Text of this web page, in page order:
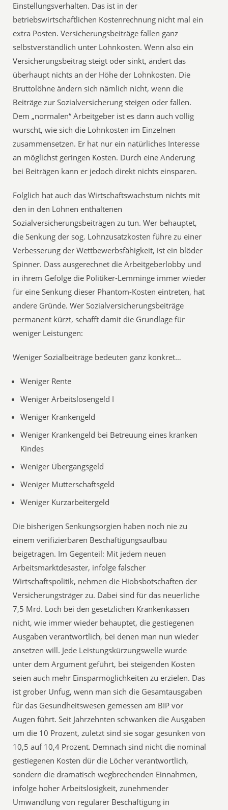
Einstellungsverhalten. Das ist in der
betriebswirtschaftlichen Kostenrechnung nicht mal ein
extra Posten. Versicherungsbeiträge fallen ganz
selbstverständlich unter Lohnkosten. Wenn also ein
Versicherungsbeitrag steigt oder sinkt, ändert das
überhaupt nichts an der Höhe der Lohnkosten. Die
Bruttolöhne ändern sich nämlich nicht, wenn die
Beiträge zur Sozialversicherung steigen oder fallen.
Dem „normalen“ Arbeitgeber ist es dann auch völlig
wurscht, wie sich die Lohnkosten im Einzelnen
zusammensetzen. Er hat nur ein natürliches Interesse
an möglichst geringen Kosten. Durch eine Änderung
bei Beiträgen kann er jedoch direkt nichts einsparen.
Folglich hat auch das Wirtschaftswachstum nichts mit
den in den Löhnen enthaltenen
Sozialversicherungsbeiträgen zu tun. Wer behauptet,
die Senkung der sog. Lohnzusatzkosten führe zu einer
Verbesserung der Wettbewerbsfähigkeit, ist ein blöder
Spinner. Dass ausgerechnet die Arbeitgeberlobby und
in ihrem Gefolge die Politiker-Lemminge immer wieder
für eine Senkung dieser Phantom-Kosten eintreten, hat
andere Gründe. Wer Sozialversicherungsbeiträge
permanent kürzt, schafft damit die Grundlage für
weniger Leistungen:
Weniger Sozialbeiträge bedeuten ganz konkret…
Weniger Rente
Weniger Arbeitslosengeld I
Weniger Krankengeld
Weniger Krankengeld bei Betreuung eines kranken
Kindes
Weniger Übergangsgeld
Weniger Mutterschaftsgeld
Weniger Kurzarbeitergeld
Die bisherigen Senkungsorgien haben noch nie zu
einem verifizierbaren Beschäftigungsaufbau
beigetragen. Im Gegenteil: Mit jedem neuen
Arbeitsmarktdesaster, infolge falscher
Wirtschaftspolitik, nehmen die Hiobsbotschaften der
Versicherungsträger zu. Dabei sind für das neuerliche
7,5 Mrd. Loch bei den gesetzlichen Krankenkassen
nicht, wie immer wieder behauptet, die gestiegenen
Ausgaben verantwortlich, bei denen man nun wieder
ansetzen will. Jede Leistungskürzungswelle wurde
unter dem Argument geführt, bei steigenden Kosten
seien auch mehr Einsparmöglichkeiten zu erzielen. Das
ist grober Unfug, wenn man sich die Gesamtausgaben
für das Gesundheitswesen gemessen am BIP vor
Augen führt. Seit Jahrzehnten schwanken die Ausgaben
um die 10 Prozent, zuletzt sind sie sogar gesunken von
10,5 auf 10,4 Prozent. Demnach sind nicht die nominal
gestiegenen Kosten dür die Löcher verantwortlich,
sondern die dramatisch wegbrechenden Einnahmen,
infolge hoher Arbeitslosigkeit, zunehmender
Umwandlung von regulärer Beschäftigung in